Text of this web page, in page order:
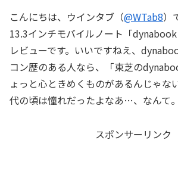
こんにちは、ウインタブ（@WTab8）
13.3インチモバイルノート「
レビューです。いいですねえ、
コン歴のある人なら、「東芝の
ょっと心ときめくものがあるんじゃな
代の頃は憧れだったよなあ…、なんて。
スポンサーリンク